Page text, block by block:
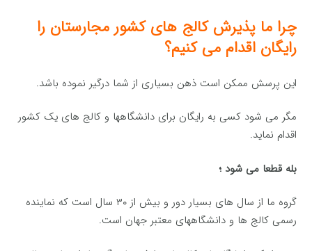
چرا ما پذیرش کالج های کشور مجارستان را
رایگان اقدام می کنیم؟
این پرسش ممکن است ذهن بسیاری از شما درگیر نموده باشد.
مگر می شود کسی به رایگان برای دانشگاهها و کالج های یک کشور
اقدام نماید.
بله قطعا می شود ؛
گروه ما از سال های بسیار دور و بیش از ۳۰ سال است که نماینده
رسمی کالج ها و دانشگاههای معتبر جهان است.